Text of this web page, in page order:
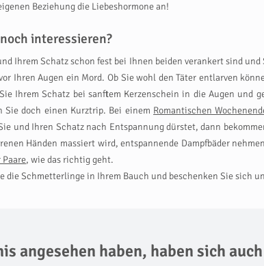
Beziehung die Liebeshormone an!
interessieren?
Ihrem Schatz schon fest bei Ihnen beiden verankert sind
Ihren Augen ein Mord. Ob Sie wohl den Täter entlarven
Ihrem Schatz bei sanftem Kerzenschein in die Augen und
doch einen Kurztrip. Bei einem Romantischen
und Ihren Schatz nach Entspannung dürstet, dann
Händen massiert wird, entspannende Dampfbäder
Paare, wie das richtig geht.
Schmetterlinge in Ihrem Bauch und beschenken Sie sich
angesehen haben, haben sich